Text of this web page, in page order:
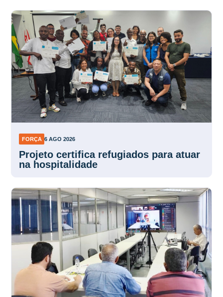
FORÇA 6 AGO 2026
Projeto certifica refugiados para atuar
na hospitalidade